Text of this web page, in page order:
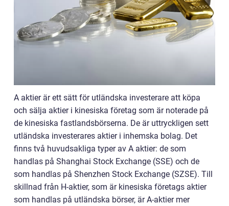
A aktier är ett sätt för utländska investerare att köpa
och sälja aktier i kinesiska företag som är noterade på
de kinesiska fastlandsbörserna. De är uttryckligen sett
utländska investerares aktier i inhemska bolag. Det
finns två huvudsakliga typer av A aktier: de som
handlas på Shanghai Stock Exchange (SSE) och de
som handlas på Shenzhen Stock Exchange (SZSE). Till
skillnad från H-aktier, som är kinesiska företags aktier
som handlas på utländska börser, är A-aktier mer